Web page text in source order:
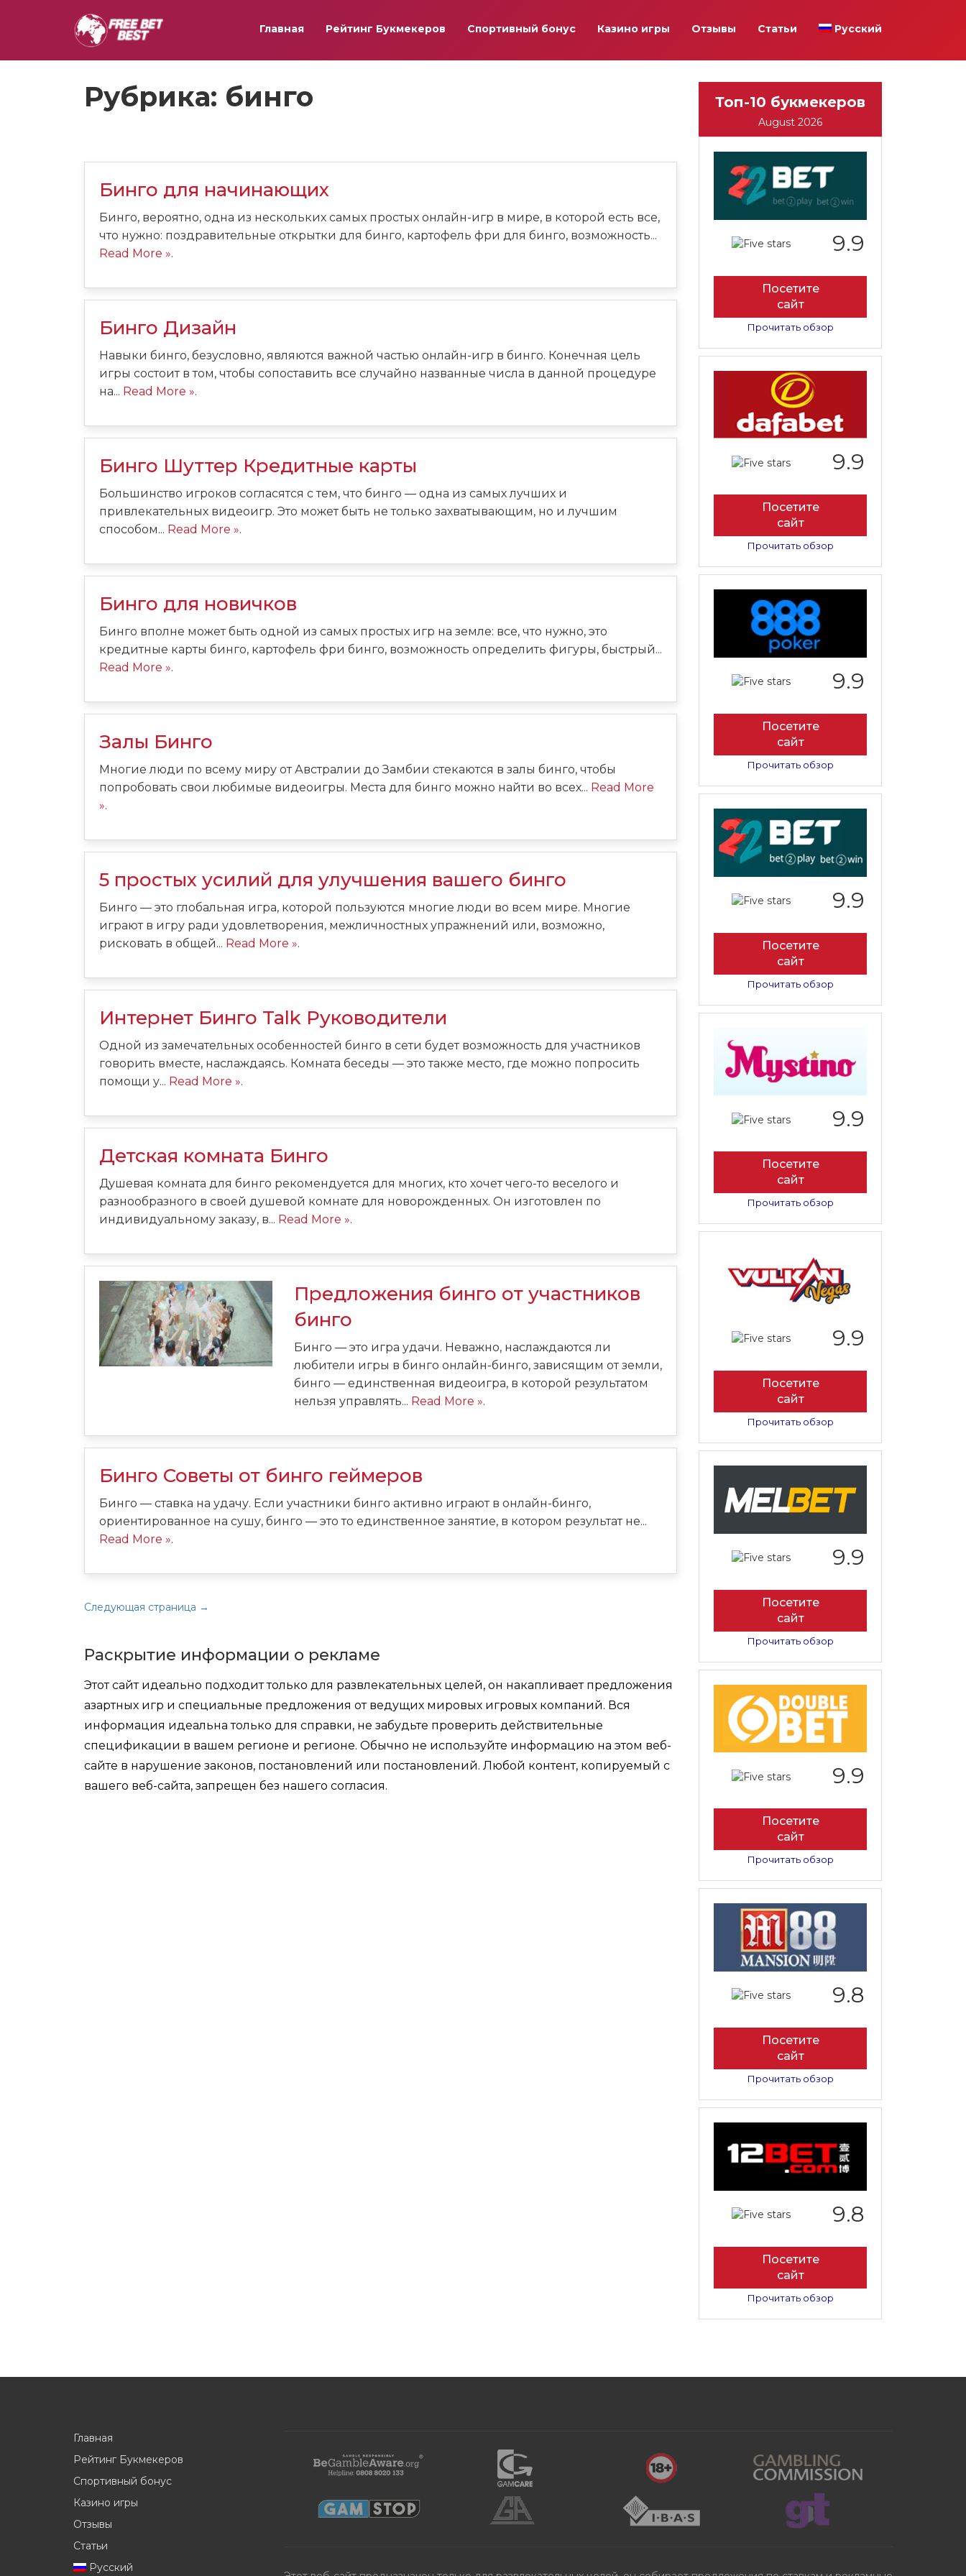
Главная Рейтинг Букмекеров Спортивный бонус Казино игры Отзывы Статьи Русский
Рубрика: бинго
Бинго для начинающих
Бинго, вероятно, одна из нескольких самых простых онлайн-игр в мире, в которой есть все,
что нужно: поздравительные открытки для бинго, картофель фри для бинго, возможность...
Read More ».
Бинго Дизайн
Навыки бинго, безусловно, являются важной частью онлайн-игр в бинго. Конечная цель
игры состоит в том, чтобы сопоставить все случайно названные числа в данной процедуре
на... Read More ».
Бинго Шуттер Кредитные карты
Большинство игроков согласятся с тем, что бинго — одна из самых лучших и
привлекательных видеоигр. Это может быть не только захватывающим, но и лучшим
способом... Read More ».
Бинго для новичков
Бинго вполне может быть одной из самых простых игр на земле: все, что нужно, это
кредитные карты бинго, картофель фри бинго, возможность определить фигуры, быстрый...
Read More ».
Залы Бинго
Многие люди по всему миру от Австралии до Замбии стекаются в залы бинго, чтобы
попробовать свои любимые видеоигры. Места для бинго можно найти во всех... Read More
».
5 простых усилий для улучшения вашего бинго
Бинго — это глобальная игра, которой пользуются многие люди во всем мире. Многие
играют в игру ради удовлетворения, межличностных упражнений или, возможно,
рисковать в общей... Read More ».
Интернет Бинго Talk Руководители
Одной из замечательных особенностей бинго в сети будет возможность для участников
говорить вместе, наслаждаясь. Комната беседы — это также место, где можно попросить
помощи у... Read More ».
Детская комната Бинго
Душевая комната для бинго рекомендуется для многих, кто хочет чего-то веселого и
разнообразного в своей душевой комнате для новорожденных. Он изготовлен по
индивидуальному заказу, в... Read More ».
Предложения бинго от участников
бинго
Бинго — это игра удачи. Неважно, наслаждаются ли
любители игры в бинго онлайн-бинго, зависящим от земли,
бинго — единственная видеоигра, в которой результатом
нельзя управлять... Read More ».
Бинго Советы от бинго геймеров
Бинго — ставка на удачу. Если участники бинго активно играют в онлайн-бинго,
ориентированное на сушу, бинго — это то единственное занятие, в котором результат не...
Read More ».
Следующая страница →
Раскрытие информации о рекламе
Этот сайт идеально подходит только для развлекательных целей, он накапливает предложения
азартных игр и специальные предложения от ведущих мировых игровых компаний. Вся
информация идеальна только для справки, не забудьте проверить действительные
спецификации в вашем регионе и регионе. Обычно не используйте информацию на этом веб-
сайте в нарушение законов, постановлений или постановлений. Любой контент, копируемый с
вашего веб-сайта, запрещен без нашего согласия.
Топ-10 букмекеров
August 2026
9.9
Посетите
сайт
Прочитать обзор
9.9
Посетите
сайт
Прочитать обзор
9.9
Посетите
сайт
Прочитать обзор
9.9
Посетите
сайт
Прочитать обзор
9.9
Посетите
сайт
Прочитать обзор
9.9
Посетите
сайт
Прочитать обзор
9.9
Посетите
сайт
Прочитать обзор
9.9
Посетите
сайт
Прочитать обзор
9.8
Посетите
сайт
Прочитать обзор
9.8
Посетите
сайт
Прочитать обзор
Главная
Рейтинг Букмекеров
Спортивный бонус
Казино игры
Отзывы
Статьи
Русский